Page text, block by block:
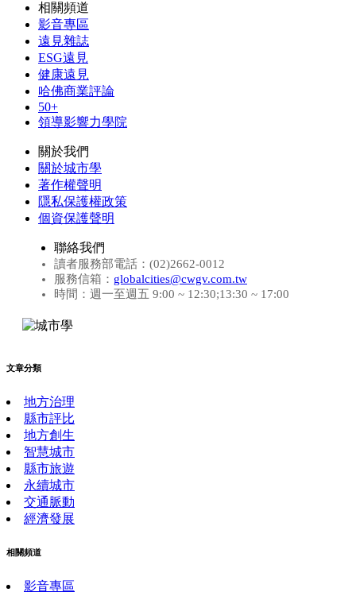
相關頻道
影音專區
遠見雜誌
ESG遠見
健康遠見
哈佛商業評論
50+
領導影響力學院
關於我們
關於城市學
著作權聲明
隱私保護權政策
個資保護聲明
聯絡我們
讀者服務部電話：(02)2662-0012
服務信箱： globalcities@cwgv.com.tw
時間：週一至週五 9:00 ~ 12:30;13:30 ~ 17:00
文章分類
地方治理
縣市評比
地方創生
智慧城市
縣市旅遊
永續城市
交通脈動
經濟發展
相關頻道
影音專區